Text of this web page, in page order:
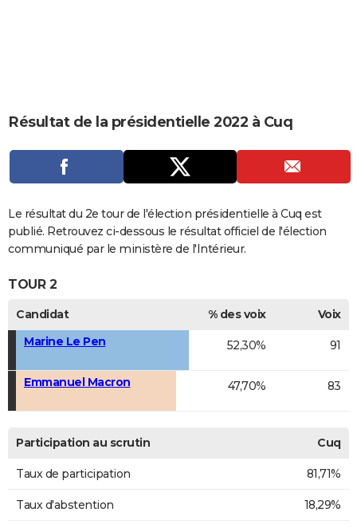
CARTE DE VOEUX
DICTIONNAIRE
Dictionnaire
Biographies
Expressions
Proverbes
PROGRAMME TV
COPAINS D'AVANT
Se connecter
Collèges
Universités
Entreprises
Service militaire
Avis de recherche
AVIS DE DÉCÈS
FORUM
Bricolage
Culture
Television
Voyage
Résultat de la présidentielle 2022 à Cuq
Le résultat du 2e tour de l'élection présidentielle à Cuq est
publié. Retrouvez ci-dessous le résultat officiel de l'élection
communiqué par le ministère de l'Intérieur.
TOUR 2
Candidat % des voix
Voix
Marine Le Pen
52,30% 91
Emmanuel Macron 47,70% 83
Participation au scrutin Cuq
Taux de participation 81,71%
Taux d'abstention 18,29%